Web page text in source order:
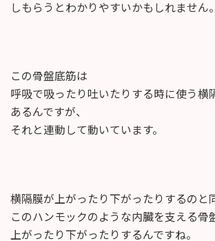
しもらうとわかりやすいかもしれません。
この骨盤底筋は
呼吸で吸ったり吐いたりする時に使う横
あるんですが、
それと連動して動いています。
横隔膜が上がったり下がったりするのと
このハンモックのような内臓を支える骨
上がったり下がったりするんですね。